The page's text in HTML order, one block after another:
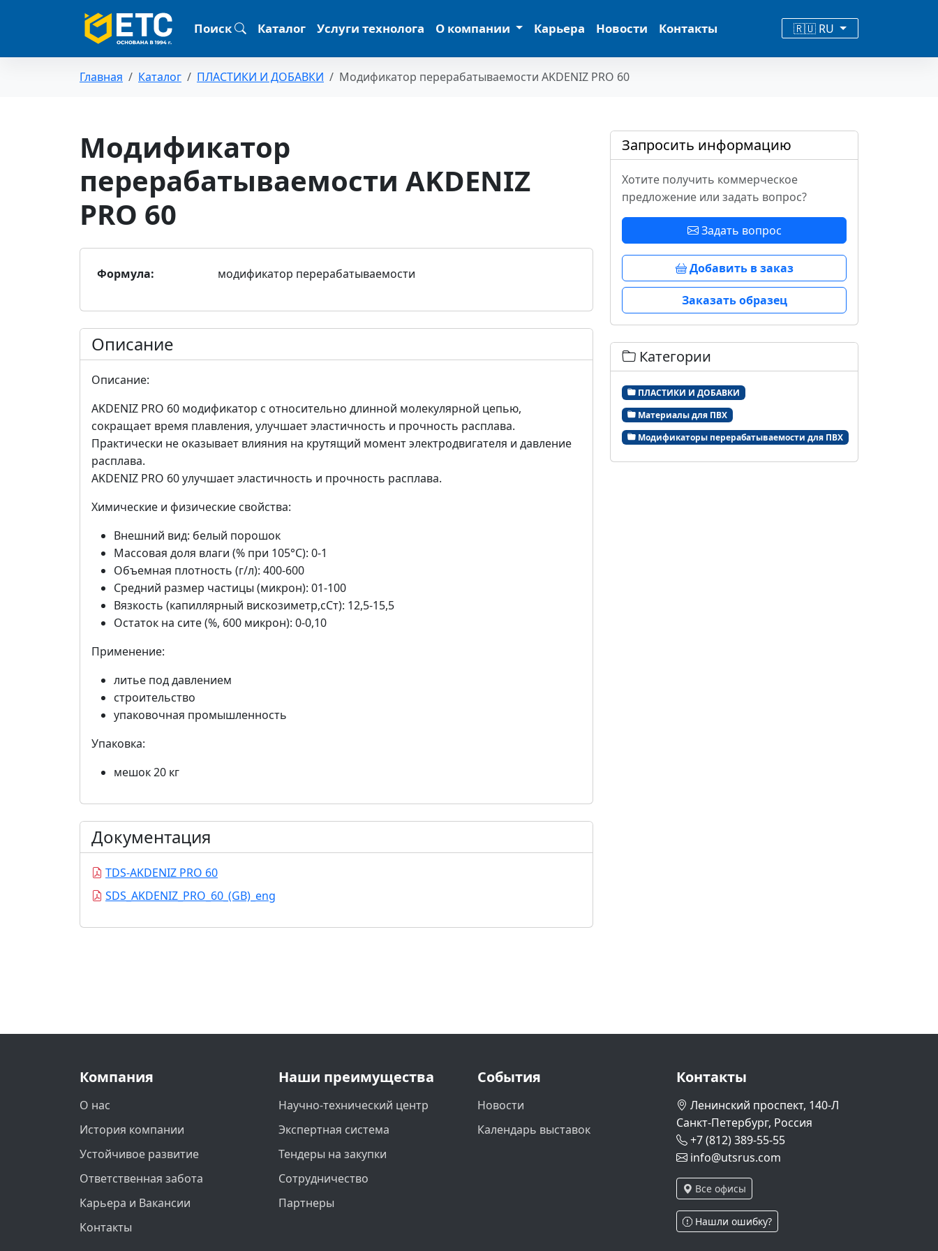
Поиск Каталог Услуги технолога О компании Карьера Новости Контакты 🇷🇺 RU
Главная Каталог ПЛАСТИКИ И ДОБАВКИ Модификатор перерабатываемости AKDENIZ PRO 60
Модификатор
перерабатываемости AKDENIZ
PRO 60
Формула: модификатор перерабатываемости
Описание
Описание:
AKDENIZ PRO 60 модификатор с относительно длинной молекулярной цепью,
сокращает время плавления, улучшает эластичность и прочность расплава.
Практически не оказывает влияния на крутящий момент электродвигателя и давление
расплава.
AKDENIZ PRO 60 улучшает эластичность и прочность расплава.
Химические и физические свойства:
Внешний вид: белый порошок
Массовая доля влаги (% при 105°C): 0-1
Объемная плотность (г/л): 400-600
Средний размер частицы (микрон): 01-100
Вязкость (капиллярный вискозиметр,сСт): 12,5-15,5
Остаток на сите (%, 600 микрон): 0-0,10
Применение:
литье под давлением
строительство
упаковочная промышленность
Упаковка:
мешок 20 кг
Документация
TDS-AKDENIZ PRO 60
SDS_AKDENIZ_PRO_60_(GB)_eng
Запросить информацию
Хотите получить коммерческое
предложение или задать вопрос?
Задать вопрос
Добавить в заказ
Заказать образец
Категории
ПЛАСТИКИ И ДОБАВКИ
Материалы для ПВХ
Модификаторы перерабатываемости для ПВХ
Компания
О нас
История компании
Устойчивое развитие
Ответственная забота
Карьера и Вакансии
Контакты
Наши преимущества
Научно-технический центр
Экспертная система
Тендеры на закупки
Сотрудничество
Партнеры
События
Новости
Календарь выставок
Контакты
Ленинский проспект, 140-Л
Санкт-Петербург, Россия
+7 (812) 389-55-55
info@utsrus.com
Все офисы
Нашли ошибку?